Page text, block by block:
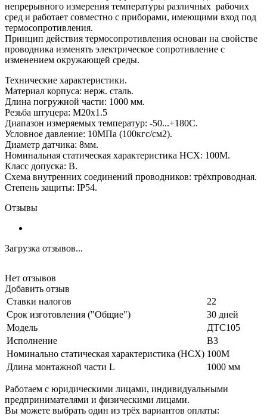
непрерывного измерения температуры различных рабочих
сред и работает совместно с приборами, имеющими вход под
термосопротивления.
Принцип действия термосопротивления основан на свойстве
проводника изменять электрическое сопротивление с
изменением окружающей среды.
Технические характеристики.
Материал корпуса: нерж. сталь.
Длина погружной части: 1000 мм.
Резьба штуцера: М20х1.5
Диапазон измеряемых температур: -50...+180С.
Условное давление: 10МПа (100кгс/см2).
Диаметр датчика: 8мм.
Номинальная статическая характеристика НСХ: 100М.
Класс допуска: В.
Схема внутренних соединений проводников: трёхпроводная.
Степень защиты: IP54.
Отзывы
Загрузка отзывов...
Нет отзывов
Добавить отзыв
Ставки налогов
22
Срок изготовления ("Общие")
30 дней
Модель
ДТС105
Исполнение
В3
Номинально статическая характеристика (НСХ) 100М
Длина монтажной части L
1000 мм
Работаем с юридическими лицами, индивидуальными
предпринимателями и физическими лицами.
Вы можете выбрать один из трёх вариантов оплаты: